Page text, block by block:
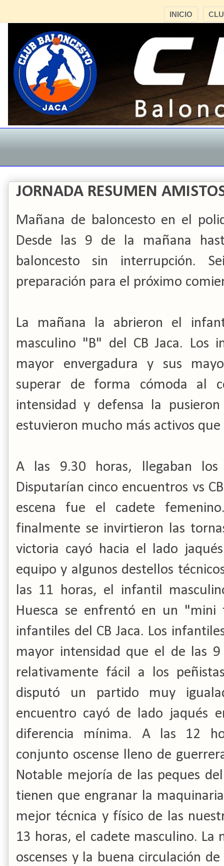
INICIO
JORNADA RESUMEN
Mañana de baloncesto en el
Desde las 9 de la mañana
baloncesto sin interrupción.
preparación para el próximo
La mañana la abrieron el
masculino "B" del CB Jaca. Los
mayor envergadura y sus
superar de forma cómoda al
intensidad y defensa la
estuvieron mucho más activos
A las 9.30 horas, llegaban los
Disputarían cinco encuentros vs
escena fue el cadete
finalmente se invirtieron las
victoria cayó hacia el lado
equipo y algunos destellos
las 11 horas, el infantil
Huesca se enfrentó en un
infantiles del CB Jaca. Los
mayor intensidad que el de las
relativamente fácil a los
disputó un partido muy
encuentro cayó de lado jaqués
diferencia mínima. A las 12
conjunto oscense lleno de
Notable mejoría de las peques
tienen que engranar la
mejor técnica y físico de las
13 horas, el cadete masculino. La
oscenses y la buena circulación